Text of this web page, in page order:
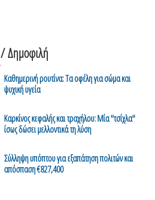
/ Δημοφιλή
Καθημερινή ρουτίνα: Τα οφέλη για σώμα και
ψυχική υγεία
Καρκίνος κεφαλής και τραχήλου: Μία "τσίχλα"
ίσως δώσει μελλοντικά τη λύση
Σύλληψη υπόπτου για εξαπάτηση πολιτών και
απόσπαση €827,400